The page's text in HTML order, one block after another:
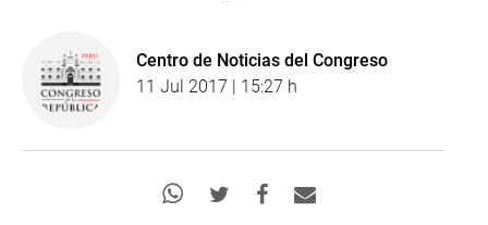
Centro de Noticias del Congreso
11 Jul 2017 | 15:27 h